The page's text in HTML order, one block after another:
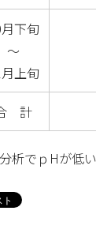
下旬
～
上旬
計
析でｐHが低